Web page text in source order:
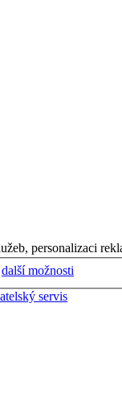
personalizaci
další možnosti
servis